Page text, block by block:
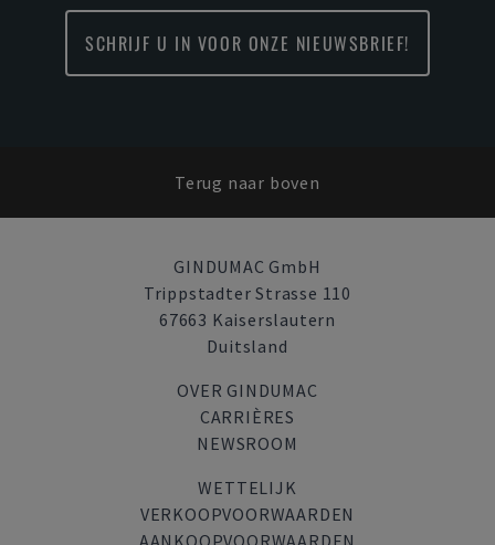
SCHRIJF U IN VOOR ONZE NIEUWSBRIEF!
Terug naar boven
GINDUMAC GmbH
Trippstadter Strasse 110
67663 Kaiserslautern
Duitsland
OVER GINDUMAC
CARRIÈRES
NEWSROOM
WETTELIJK
VERKOOPVOORWAARDEN
AANKOOPVOORWAARDEN